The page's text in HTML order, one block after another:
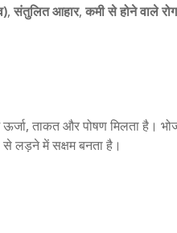
,संतुलित आहार,कमी से होने वाले रोग
ताकत और पोषण मिलता है।
से लड़ने में सक्षम बनता है।